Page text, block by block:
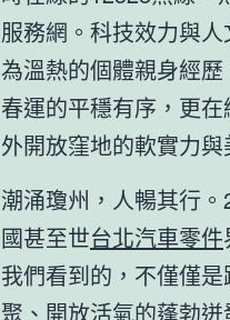
服務網。科技效力與
為溫熱的個體親身經
春運的平穩有序，更
外開放窪地的軟實力與
潮涌瓊州，人暢其行
國甚至世台北汽車零件
我們看到的，不僅僅
聚、開放活氣的蓬勃